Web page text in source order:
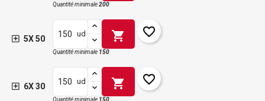
Quantité minimale200
5X 50
ud shopping_cart favorite_border
Quantité minimale 150
6X 30
ud shopping_cart favorite_border
Quantité minimale 150